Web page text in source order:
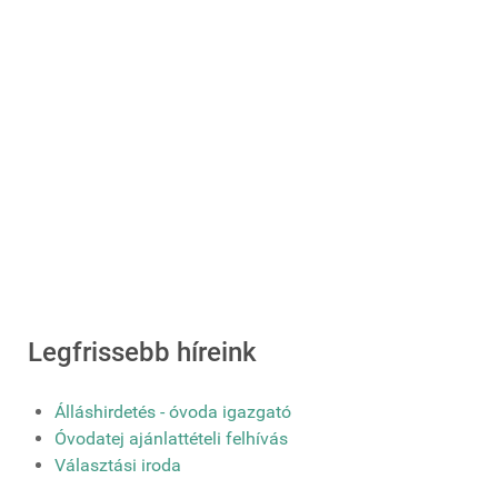
Legfrissebb híreink
Álláshirdetés - óvoda igazgató
Óvodatej ajánlattételi felhívás
Választási iroda